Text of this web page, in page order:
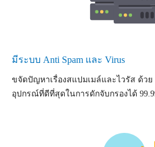
มีระบบ Anti Spam และ Virus
ขจัดปัญหาเรื่องสแปมเมล์และไวรัส ด้วย
อุปกรณ์ที่ดีที่สุดในการดักจับกรองได้